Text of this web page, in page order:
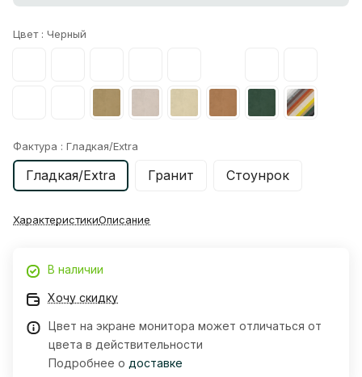
Цвет : Черный
Фактура : Гладкая/Extra
Гладкая/Extra Гранит Стоунрок
ХарактеристикиОписание
В наличии
Хочу скидку
Цвет на экране монитора может отличаться от
цвета в действительности
Подробнее о доставке